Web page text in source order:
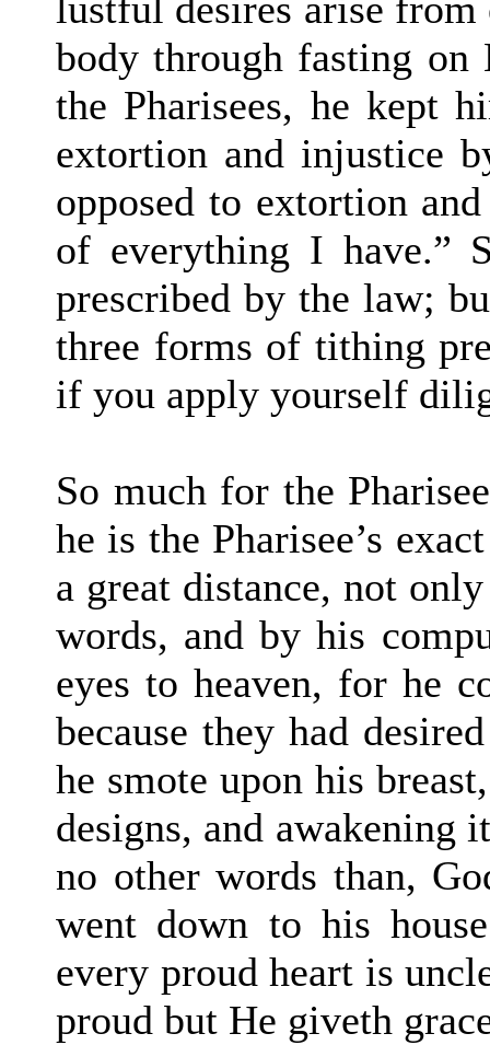
body through fasting on
the Pharisees, he kept
extortion and injustice
opposed to extortion
of everything I have.”
prescribed by the law;
three forms of tithing
if you apply yourself
So much for the
he is the Pharisee’s
a great distance, not
words, and by his
eyes to heaven, for he
because they had
he smote upon his
designs, and awakening
no other words than,
went down to his
every proud heart is
proud but He giveth